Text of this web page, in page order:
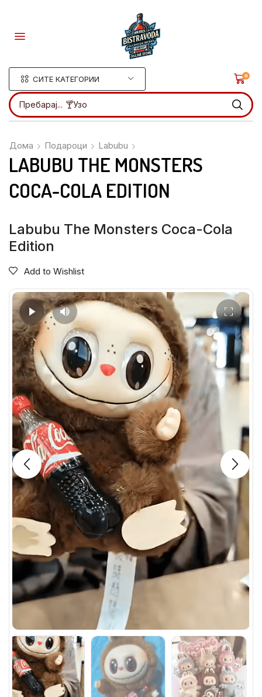
СИТЕ КАТЕГОРИИ
Пребарај... 🍸Ликери
0
Дома Подароци Labubu
LABUBU THE MONSTERS
COCA-COLA EDITION
Labubu The Monsters Coca-Cola
Edition
Add to Wishlist